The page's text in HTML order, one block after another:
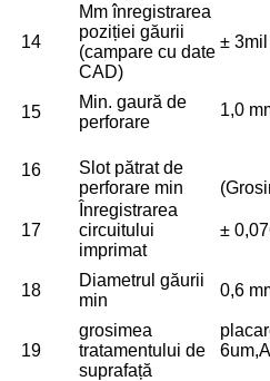
14
Mm înregistrarea
poziției găurii
(campare cu date
CAD)
±
15
Min. gaură de
perforare
1,0
16
Slot pătrat de
perforare min
17
Înregistrarea
circuitului
imprimat
±
18
Diametrul găurii
min
0,6
19
grosimea
tratamentului de
suprafață